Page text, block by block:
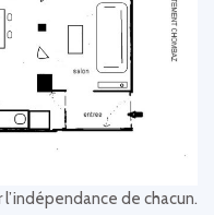
de chacun.